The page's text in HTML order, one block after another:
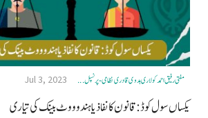
مفتی رفیق احمد کولاری ہدوی قادری نظامی- پرنسپل ... Jul 3, 2023
یکساں سول کوڈ:قانون کا نفاذ یا ہندو ووٹ بینک کی تیاری